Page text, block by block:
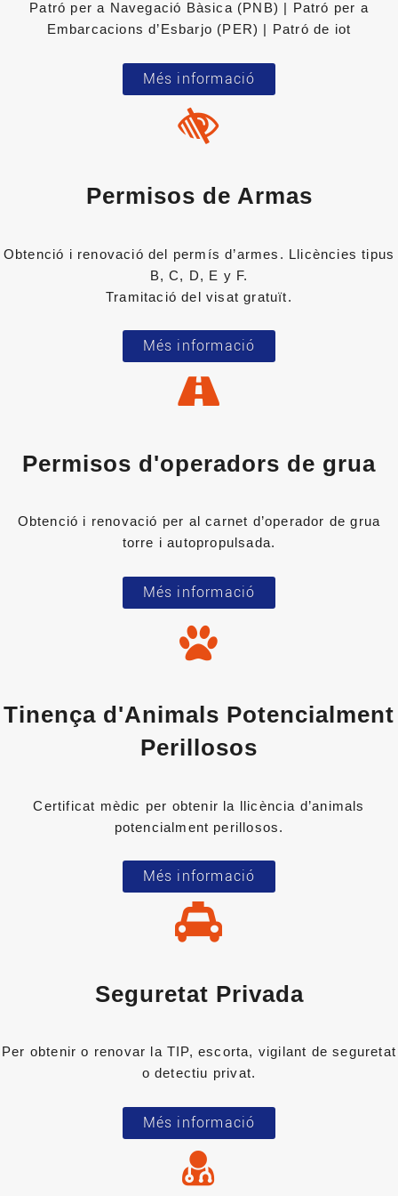
Patró per a Navegació Bàsica (PNB) | Patró per a
Embarcacions d’Esbarjo (PER) | Patró de iot
Més informació
Permisos de Armas
Obtenció i renovació del permís d’armes. Llicències tipus
B, C, D, E y F.
Tramitació del visat gratuït.
Més informació
Permisos d'operadors de grua
Obtenció i renovació per al carnet d’operador de grua
torre i autopropulsada.
Més informació
Tinença d'Animals Potencialment
Perillosos
Certificat mèdic per obtenir la llicència d’animals
potencialment perillosos.
Més informació
Seguretat Privada
Per obtenir o renovar la TIP, escorta, vigilant de seguretat
o detectiu privat.
Més informació